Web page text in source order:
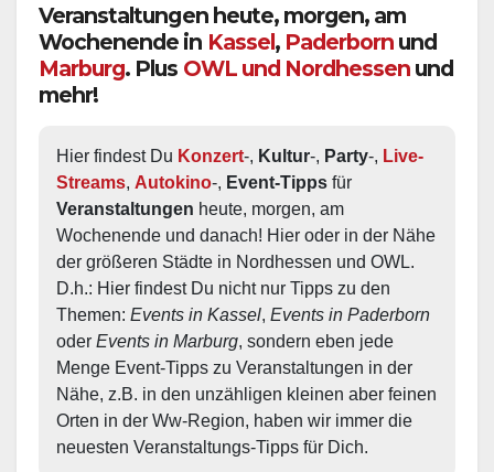
Veranstaltungen heute, morgen, am
Wochenende in Kassel, Paderborn und
Marburg. Plus OWL und Nordhessen und
mehr!
Hier findest Du Konzert-, Kultur-, Party-, Live-
Streams, Autokino-, Event-Tipps
Veranstaltungen heute, morgen, am
Wochenende und danach! Hier oder in der Nähe
der größeren Städte in Nordhessen und OWL.
D.h.: Hier findest Du nicht nur Tipps zu den
Themen: Events in Kassel, Events in Paderborn
oder Events in Marburg, sondern eben jede
Menge Event-Tipps zu Veranstaltungen in der
Nähe, z.B. in den unzähligen kleinen aber feinen
Orten in der Ww-Region, haben wir immer die
neuesten Veranstaltungs-Tipps für Dich.